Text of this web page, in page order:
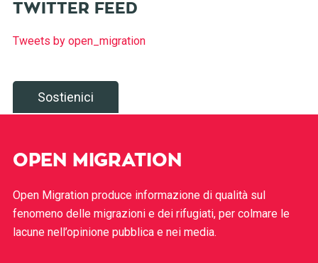
TWITTER FEED
Tweets by open_migration
Sostienici
OPEN MIGRATION
Open Migration produce informazione di qualità sul
fenomeno delle migrazioni e dei rifugiati, per colmare le
lacune nell’opinione pubblica e nei media.